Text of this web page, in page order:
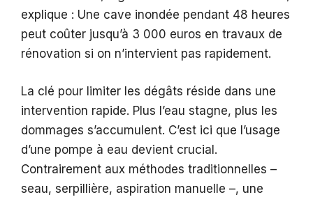
explique : Une cave inondée pendant 48 heures
peut coûter jusqu’à 3 000 euros en travaux de
rénovation si on n’intervient pas rapidement.
La clé pour limiter les dégâts réside dans une
intervention rapide. Plus l’eau stagne, plus les
dommages s’accumulent. C’est ici que l’usage
d’une pompe à eau devient crucial.
Contrairement aux méthodes traditionnelles –
seau, serpillière, aspiration manuelle –, une